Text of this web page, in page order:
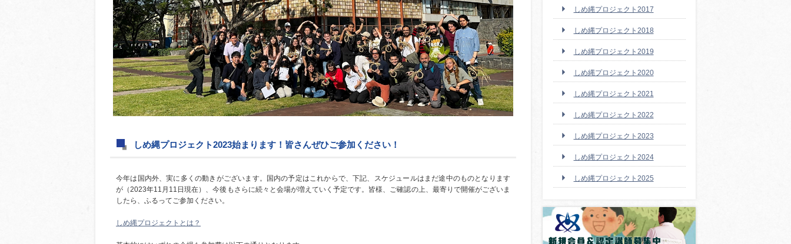
しめ縄プロジェクト2023始まります！皆さんぜひご参加ください！
今年は国内外、実に多くの動きがございます。国内の予定はこれからで、下記、スケジュールはまだ途中のものとなります
が（2023年11月11日現在）、今後もさらに続々と会場が増えていく予定です。皆様、ご確認の上、最寄りで開催がございま
したら、ふるってご参加ください。
しめ縄プロジェクトとは？
しめ縄プロジェクト2017
しめ縄プロジェクト2018
しめ縄プロジェクト2019
しめ縄プロジェクト2020
しめ縄プロジェクト2021
しめ縄プロジェクト2022
しめ縄プロジェクト2023
しめ縄プロジェクト2024
しめ縄プロジェクト2025